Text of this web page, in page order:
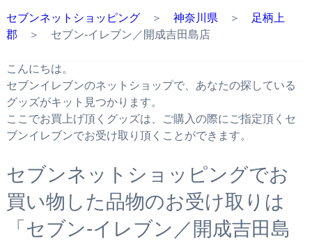
セブンネットショッピング＞ 神奈川県 ＞
足柄上
郡 ＞ セブン‐イレブン／開成吉田島店
こんにちは。
セブンイレブンのネットショップで、あなたの探している
グッズがキット見つかります。
ここでお買上げ頂くグッズは、ご購入の際にご指定頂くセ
ブンイレブンでお受け取り頂くことができます。
セブンネットショッピングでお
買い物した品物のお受け取りは
「セブン‐イレブン／開成吉田島